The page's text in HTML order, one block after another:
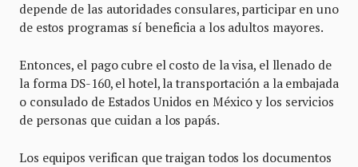
depende de las autoridades consulares, participar en uno
de estos programas sí beneficia a los adultos mayores.
Entonces, el pago cubre el costo de la visa, el llenado de
la forma DS-160, el hotel, la transportación a la embajada
o consulado de Estados Unidos en México y los servicios
de personas que cuidan a los papás.
Los equipos verifican que traigan todos los documentos